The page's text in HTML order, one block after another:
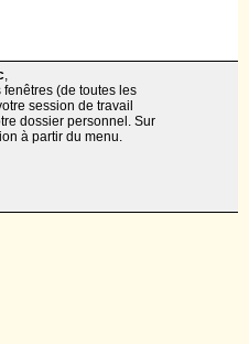
,
fenêtres (de toutes les
session de travail
dossier personnel. Sur
à partir du menu.